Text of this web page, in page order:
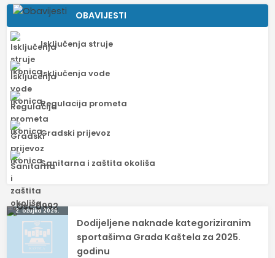
OBAVIJESTI
Isključenja struje
Isključenja vode
Regulacija prometa
Gradski prijevoz
Sanitarna i zaštita okoliša
Navigacija
objava
2. ožujka 2026.
Dodijeljene naknade kategoriziranim
sportašima Grada Kaštela za 2025.
godinu